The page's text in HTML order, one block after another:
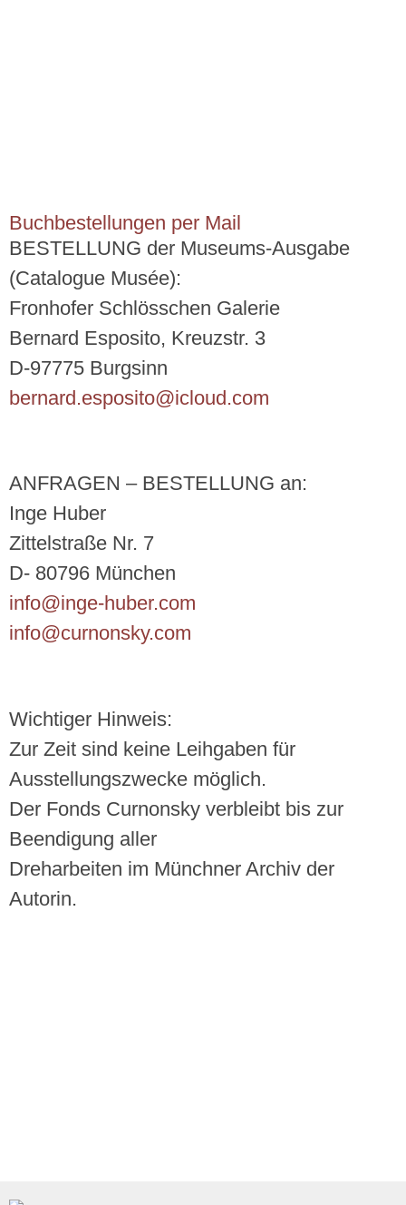
Buchbestellungen per Mail
BESTELLUNG der Museums-Ausgabe
(Catalogue Musée):
Fronhofer Schlösschen Galerie
Bernard Esposito, Kreuzstr. 3
D-97775 Burgsinn
bernard.esposito@icloud.com
ANFRAGEN – BESTELLUNG an:
Inge Huber
Zittelstraße Nr. 7
D- 80796 München
info@inge-huber.com
info@curnonsky.com
Wichtiger Hinweis:
Zur Zeit sind keine Leihgaben für
Ausstellungszwecke möglich.
Der Fonds Curnonsky verbleibt bis zur
Beendigung aller
Dreharbeiten im Münchner Archiv der
Autorin.